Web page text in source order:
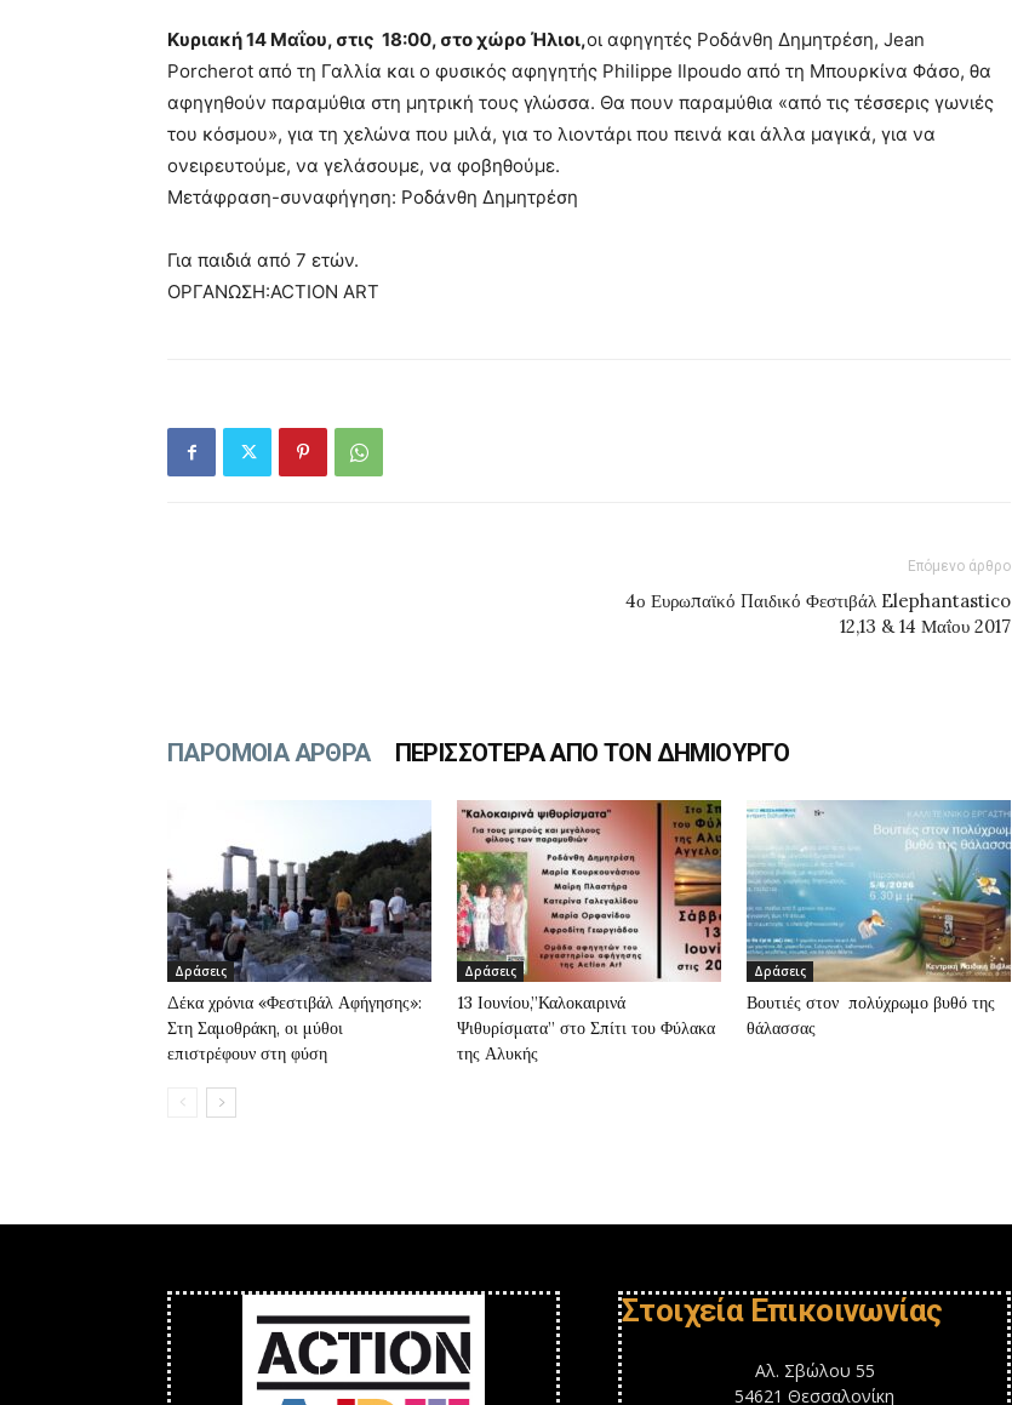
Κυριακή 14 Μαΐου, στις 18:00, στο χώρο Ήλιοι,οι αφηγητές Ροδάνθη ∆ημητρέση, Jean
Porcherot από τη Γαλλία και ο φυσικός αφηγητής Philippe Ιlpoudo από τη Μπουρκίνα Φάσο, θα
αφηγηθούν παραμύθια στη μητρική τους γλώσσα. Θα πουν παραμύθια «από τις τέσσερις γωνιές
του κόσμου», για τη χελώνα που μιλά, για το λιοντάρι που πεινά και άλλα μαγικά, για να
ονειρευτούμε, να γελάσουμε, να φοβηθούμε.
Μετάφραση-συναφήγηση: Ροδάνθη Δημητρέση
Για παιδιά από 7 ετών.
ΟΡΓΑΝΩΣΗ:ACTION ART
Επόμενο άρθρο
4ο Ευρωπαϊκό Παιδικό Φεστιβάλ Elephantastico
12,13 & 14 Μαΐου 2017
ΠΑΡΟΜΟΙΑ ΑΡΘΡΑ ΠΕΡΙΣΣΟΤΕΡΑ ΑΠΟ ΤΟΝ ΔΗΜΙΟΥΡΓΟ
Δράσεις
Δέκα χρόνια «Φεστιβάλ Αφήγησης»:
Στη Σαμοθράκη, οι μύθοι
επιστρέφουν στη φύση
Δράσεις
13 Ιουνίου,”Καλοκαιρινά
Ψιθυρίσματα” στο Σπίτι του Φύλακα
της Αλυκής
Δράσεις
Βουτιές στον πολύχρωμο βυθό της
θάλασσας
Στοιχεία Επικοινωνίας
Αλ. Σβώλου 55
54621 Θεσσαλονίκη